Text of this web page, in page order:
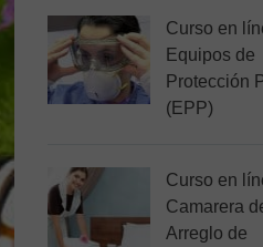
Curso en
Equipos de
Protección
(EPP)
Curso en
Camarera
Arreglo de